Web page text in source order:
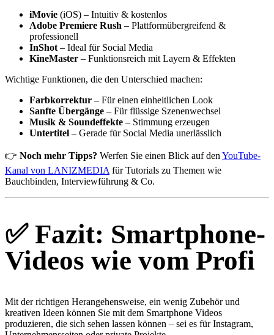
iMovie (iOS) – Intuitiv & kostenlos
Adobe Premiere Rush – Plattformübergreifend &
professionell
InShot – Ideal für Social Media
KineMaster – Funktionsreich mit Layern & Effekten
Wichtige Funktionen, die den Unterschied machen:
Farbkorrektur – Für einen einheitlichen Look
Sanfte Übergänge – Für flüssige Szenenwechsel
Musik & Soundeffekte – Stimmung erzeugen
Untertitel – Gerade für Social Media unerlässlich
👉 Noch mehr Tipps? Werfen Sie einen Blick auf den YouTube-
Kanal von LANIZMEDIA für Tutorials zu Themen wie
Bauchbinden, Interviewführung & Co.
✅ Fazit: Smartphone-
Videos wie vom Profi
Mit der richtigen Herangehensweise, ein wenig Zubehör und
kreativen Ideen können Sie mit dem Smartphone Videos
produzieren, die sich sehen lassen können – sei es für Instagram,